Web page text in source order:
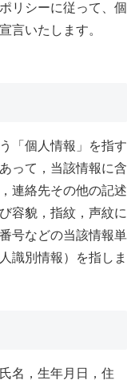
リシーに従って、個
言いたします。
「個人情報」を指す
って，当該情報に含
連絡先その他の記述
容貌，指紋，声紋に
号などの当該情報単
識別情報）を指しま
名，生年月日，住